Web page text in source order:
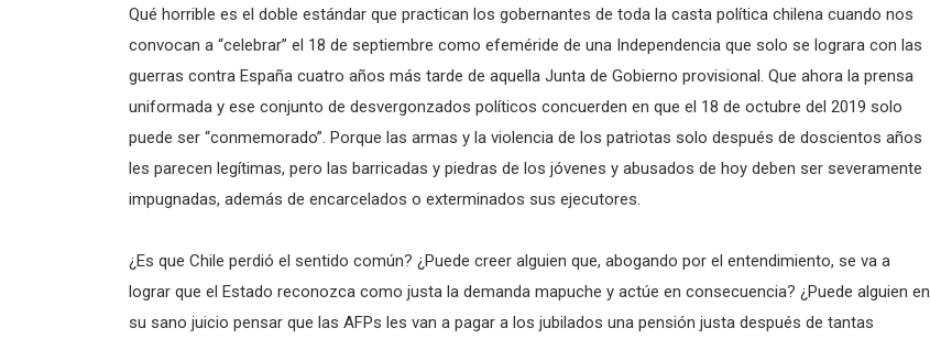
Qué horrible es el doble estándar que practican los gobernantes de toda la casta política chilena cuando nos
convocan a “celebrar” el 18 de septiembre como efeméride de una Independencia que solo se lograra con las
guerras contra España cuatro años más tarde de aquella Junta de Gobierno provisional. Que ahora la prensa
uniformada y ese conjunto de desvergonzados políticos concuerden en que el 18 de octubre del 2019 solo
puede ser “conmemorado”. Porque las armas y la violencia de los patriotas solo después de doscientos años
les parecen legítimas, pero las barricadas y piedras de los jóvenes y abusados de hoy deben ser severamente
impugnadas, además de encarcelados o exterminados sus ejecutores.
¿Es que Chile perdió el sentido común? ¿Puede creer alguien que, abogando por el entendimiento, se va a
lograr que el Estado reconozca como justa la demanda mapuche y actúe en consecuencia? ¿Puede alguien en
su sano juicio pensar que las AFPs les van a pagar a los jubilados una pensión justa después de tantas